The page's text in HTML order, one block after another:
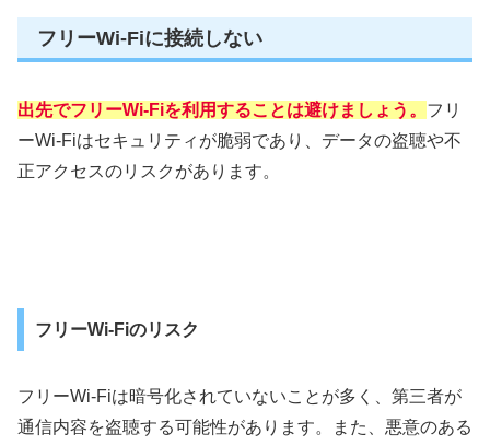
フリーWi-Fiに接続しない
出先でフリーWi-Fiを利用することは避けましょう。 フリ
ーWi-Fiはセキュリティが脆弱であり、データの盗聴や不
正アクセスのリスクがあります。
フリーWi-Fiのリスク
フリーWi-Fiは暗号化されていないことが多く、第三者が
通信内容を盗聴する可能性があります。また、悪意のある